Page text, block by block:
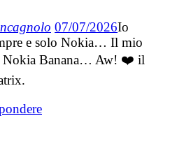
07/07/2026Io
e solo Nokia… Il mio
Nokia Banana… Aw! ❤️ il